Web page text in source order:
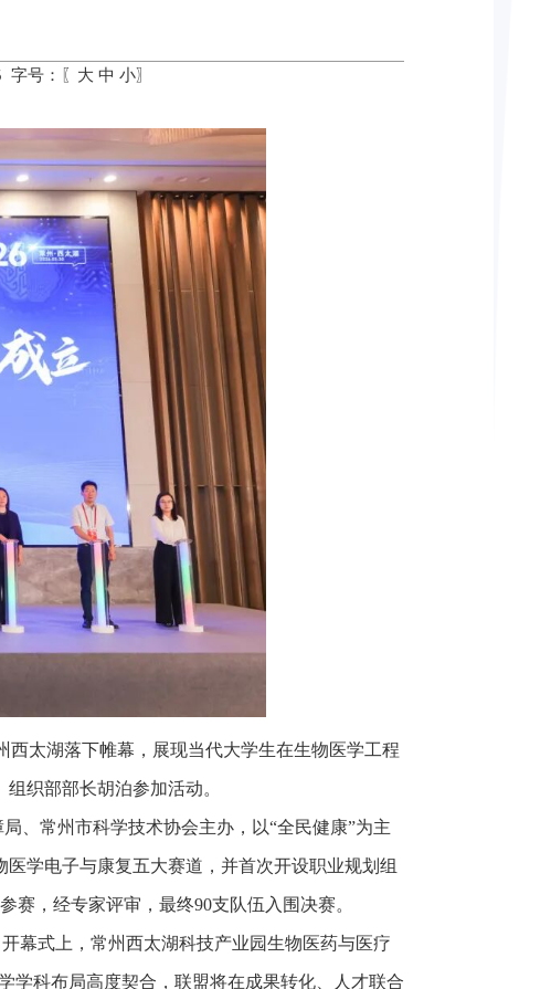
字号：〖 大 中 小〗
西太湖落下帷幕，展现当代大学生在生物医学工程
织部部长胡泊参加活动。
、常州市科学技术协会主办，以“全民健康”为主
学电子与康复五大赛道，并首次开设职业规划组
赛，经专家评审，最终90支队伍入围决赛。
幕式上，常州西太湖科技产业园生物医药与医疗
学科布局高度契合，联盟将在成果转化、人才联合